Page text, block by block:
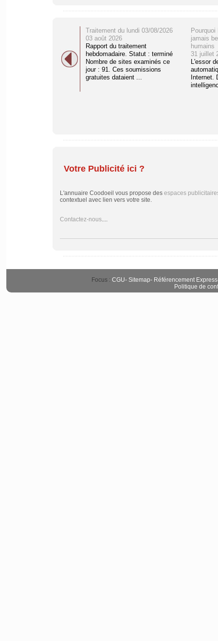
Traitement du lundi 03/08/2026
03 août 2026
Rapport du traitement
hebdomadaire. Statut : terminé
Nombre de sites examinés ce
jour : 91. Ces soumissions
gratuites dataient ...
jamais
humains
31 juillet
L'essor
Internet.
Votre Publicité ici ?
L'annuaire Coodoeil vous propose des espaces
contextuel avec lien vers votre site.
Contactez-nous....
Focus : CGU- Sitemap- Référencement Express
Politique de